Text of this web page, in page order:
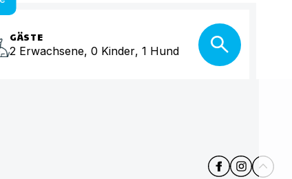
GÄSTE
2 Erwachsene, 0 Kinder, 1 Hund